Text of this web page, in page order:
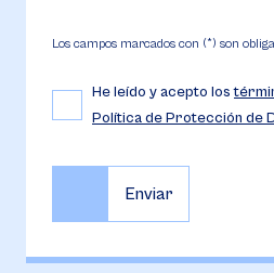
Los campos marcados con (*) son
He leído y acepto los
Política de Protección de